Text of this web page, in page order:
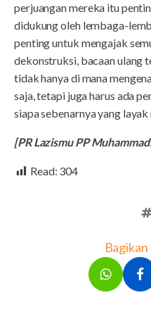
perjuangan mereka itu
didukung oleh lembaga-
penting untuk mengajak
dekonstruksi, bacaan ulang
tidak hanya di mana
saja, tetapi juga harus ada
siapa sebenarnya yang
[PR Lazismu PP
Read: 304